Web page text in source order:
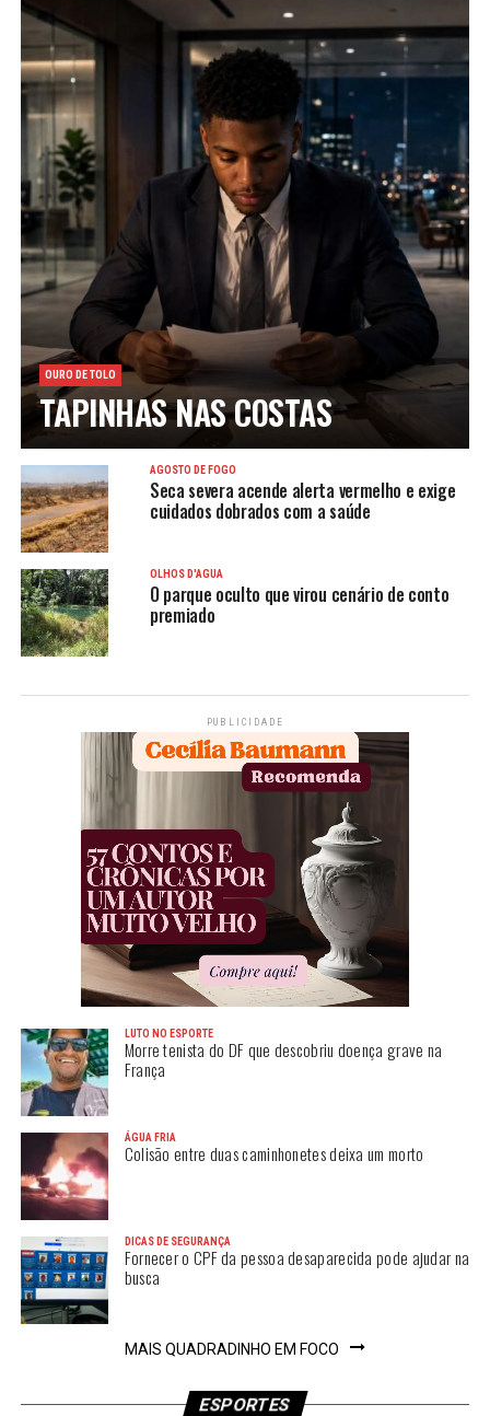
OURO DE TOLO
TAPINHAS NAS COSTAS
AGOSTO DE FOGO
Seca severa acende alerta vermelho e exige
cuidados dobrados com a saúde
OLHOS D'ÁGUA
O parque oculto que virou cenário de conto
premiado
PUBLICIDADE
LUTO NO ESPORTE
Morre tenista do DF que descobriu doença grave na
França
ÁGUA FRIA
Colisão entre duas caminhonetes deixa um morto
DICAS DE SEGURANÇA
Fornecer o CPF da pessoa desaparecida pode ajudar na
busca
MAIS QUADRADINHO EM FOCO
ESPORTES